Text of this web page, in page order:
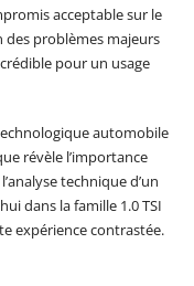
acceptable sur le
des problèmes majeurs
pour un usage
automobile
révèle l’importance
technique d’un
dans la famille 1.0 TSI
expérience contrastée.